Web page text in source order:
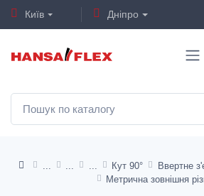
Київ Дніпро
Кут 90°
Метрична зовнішня